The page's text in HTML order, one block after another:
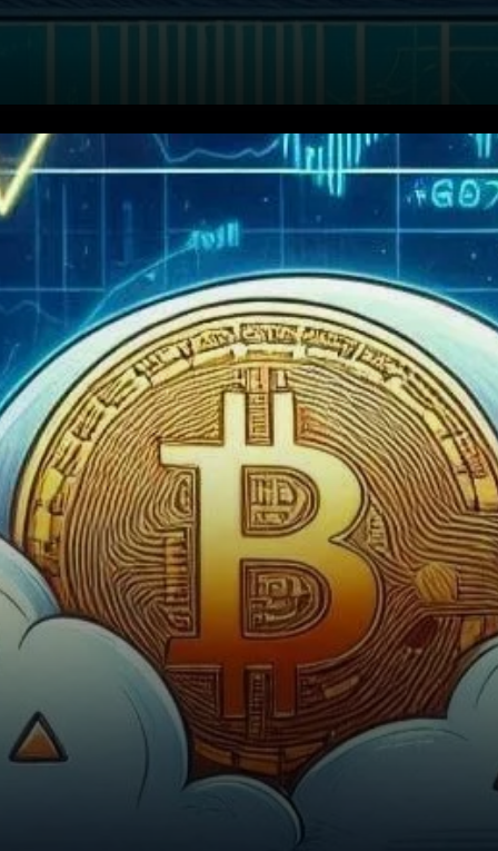
Le Bitcoin continue de
naviguer dans son paysage
volatil. La question qui
préoccupe de nombreux
investisseurs est de savoir si…